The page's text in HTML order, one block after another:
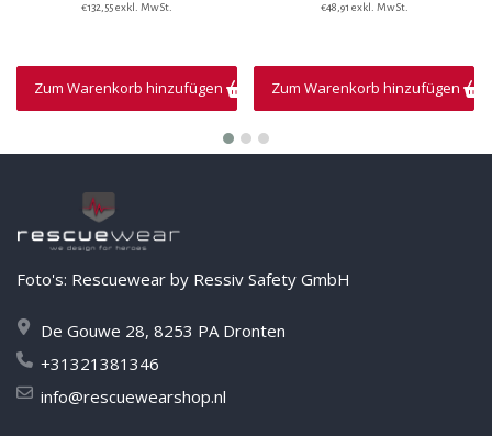
€132,55 exkl. MwSt.
Zum Warenkorb hinzufügen
€48,91 exkl. MwSt.
Zum Warenkorb hinzufügen
Foto's: Rescuewear by Ressiv Safety GmbH
De Gouwe 28, 8253 PA Dronten
+31321381346
info@rescuewearshop.nl